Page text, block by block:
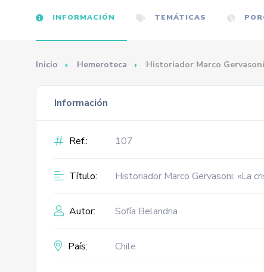
INFORMACIÓN TEMÁTICAS
Inicio Hemeroteca Historiador Marco
Información
Ref.: 107
Título: Historiador Marco Gervasoni: «La
Autor: Sofía Belandria
País: Chile